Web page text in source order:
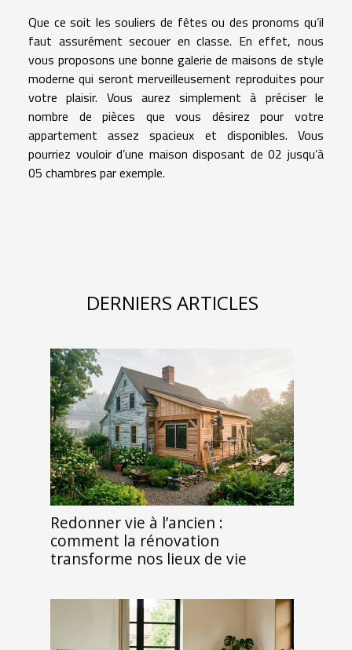
Que ce soit les souliers de fêtes ou des pronoms qu’il
faut assurément secouer en classe. En effet, nous
vous proposons une bonne galerie de maisons de style
moderne qui seront merveilleusement reproduites pour
votre plaisir. Vous aurez simplement à préciser le
nombre de pièces que vous désirez pour votre
appartement assez spacieux et disponibles. Vous
pourriez vouloir d’une maison disposant de 02 jusqu’à
05 chambres par exemple.
DERNIERS ARTICLES
Redonner vie à l’ancien :
comment la rénovation
transforme nos lieux de vie